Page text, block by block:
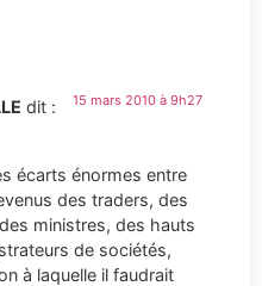
dit : 15 mars 2010 à 9h27
écarts énormes entre
des traders, des
ministres, des hauts
de sociétés,
à laquelle il faudrait